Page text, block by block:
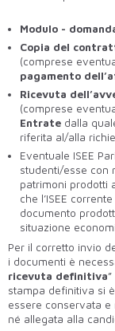
Modulo -
Copia del
(comprese
pagamento
Ricevuta
(comprese
Entrate dalla
riferita al/alla
Eventuale ISEE
studenti/esse con
patrimoni prodotti
che l’ISEE
documento
situazione
Per il corretto invio
i documenti è
ricevuta definitiva
stampa definitiva si
essere conservata e
né allegata alla